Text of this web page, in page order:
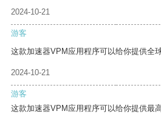
2024-10-21
游客
这款加速器VPM应用程序可以给你提供全
2024-10-21
游客
这款加速器VPM应用程序可以给你提供最